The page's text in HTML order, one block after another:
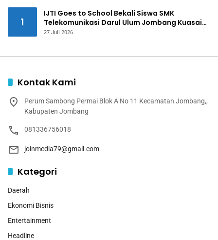
1
IJTI Goes to School Bekali Siswa SMK
Telekomunikasi Darul Ulum Jombang Kuasai
Jurnalistik Digital
27 Juli 2026
Kontak Kami
Perum Sambong Permai Blok A No 11 Kecamatan Jombang,,
Kabupaten Jombang
081336756018
joinmedia79@gmail.com
Kategori
Daerah
Ekonomi Bisnis
Entertainment
Headline